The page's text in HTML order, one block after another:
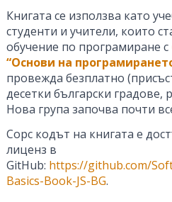
Книгата се използва като
студенти и учители, които
обучение по програмиране с
“Основи на
провежда безплатно
десетки български градове,
Нова група започва почти
Сорс кодът на книгата е
лиценз в
GitHub: https://github.com/
Basics-Book-JS-BG.